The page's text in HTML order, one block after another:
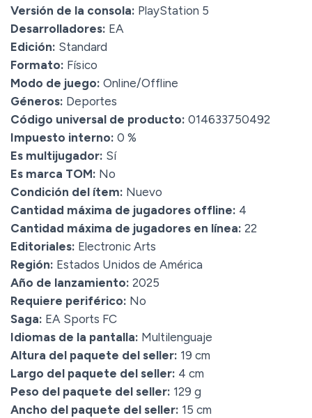
Versión de la consola: PlayStation 5
Desarrolladores: EA
Edición: Standard
Formato: Físico
Modo de juego: Online/Offline
Géneros: Deportes
Código universal de producto: 014633750492
Impuesto interno: 0 %
Es multijugador: Sí
Es marca TOM: No
Condición del ítem: Nuevo
Cantidad máxima de jugadores offline: 4
Cantidad máxima de jugadores en línea: 22
Editoriales: Electronic Arts
Región: Estados Unidos de América
Año de lanzamiento: 2025
Requiere periférico: No
Saga: EA Sports FC
Idiomas de la pantalla: Multilenguaje
Altura del paquete del seller: 19 cm
Largo del paquete del seller: 4 cm
Peso del paquete del seller: 129 g
Ancho del paquete del seller: 15 cm